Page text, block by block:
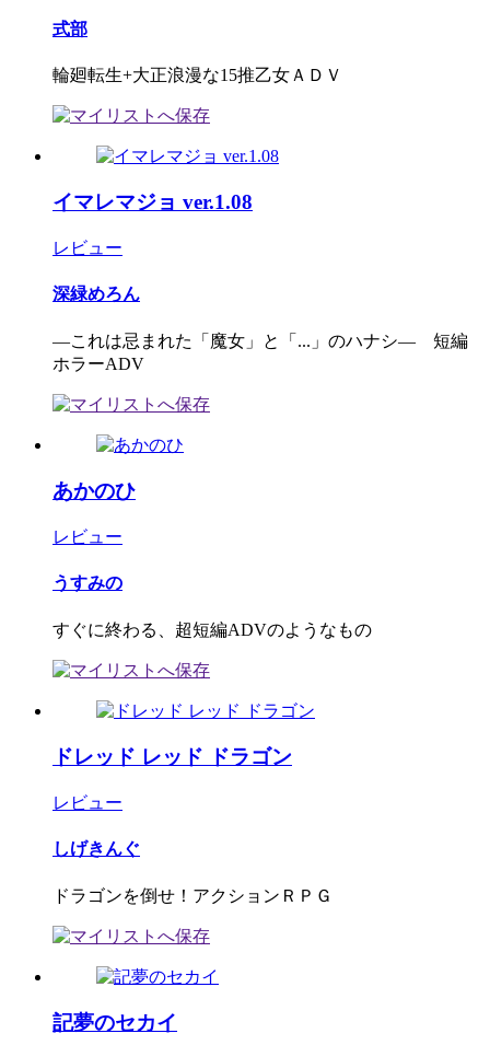
式部
輪廻転生+大正浪漫な15推乙女ＡＤＶ
イマレマジョ ver.1.08
レビュー
深緑めろん
―これは忌まれた「魔女」と「...」のハナシ― 短編
ホラーADV
あかのひ
レビュー
うすみの
すぐに終わる、超短編ADVのようなもの
ドレッド レッド ドラゴン
レビュー
しげきんぐ
ドラゴンを倒せ！アクションＲＰＧ
記夢のセカイ